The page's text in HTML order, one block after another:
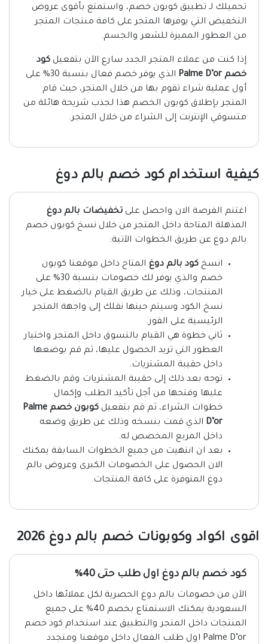
تحميلك لـ تطبيق كوبون خصم، واستمتع بأقوى عروض
التخفيض التي يوفرها المتجر على كافة منتجات المتجر
من العطور المميزة للشعر والجسم.
إذا كنت من عملاء المتجر الجدد سارع الآن بتفعيل كود
خصم Palme D’or
الذي يوفر خصم فعال بنسبة 30% على
أول عملية شراء تقوم بها من خلال المتجر، حيث قام
المتجر بإطلاق كوبون الخصم هذا لجذب شريحة هائلة من
متسوقي الإنترنت إلى الشراء من خلال المتجر.
كيفية استخدام كود خصم بالم دوغ
اغتنم الفرصة الان واحصل على تخفيضات بالم دوغ
المذهلة المتاحة داخل المتجر من خلال نسخ كوبون خصم
بالم دوغ عن طريق الخطوات الآتية:
انسخ كود بالم دوغ المتاح داخل موقعنا كوبون
خصم والذي يوفر لك خصومات بنسبة 30% على
المنتجات، وذلك عن طريق القيام بالضغط على خيار
نسخ الكود وسيتم حينها نقلك إلى واجهة المتجر
الرئيسية على الفور.
ثاني خطوة هي القيام بالتسوق داخل المتجر واختيار
العطور التي تريد الحصول عليها، ثم قم بوضعها
داخل حقيبة المشتريات.
توجه بعد ذلك إلى حقيبة المشتريات وقم بالضغط
عليها وفتحها من أجل تأكيد الطلب وإكمال
خطوات الشراء، ثم قم بتفعيل
كوبون خصم Palme
D’or الذي قمت بنسخه وذلك عن طريق وضعه
داخل المربع المخصص له.
بعد ان انتهيت من جميع الخطوات السابقة يمكنك
الان الحصول على الخصومات الكبرى وعروض بالم
دوغ المتوفرة على كافة المنتجات.
اقوى اكواد وكوبونات خصم بالم دوغ 2026
كود خصم بالم دوغ اول طلب حتى 40%
الآن من خصومات بالم دوغ الحصرية لكل عملائها داخل
السعودية يمكنك الاستمتاع بخصم 40% على جميع
المنتجات داخل المتجر والتطبيق عند استخدام كود خصم
Palme D’or اول طلب الفعال داخل موقعنا ومتجدد